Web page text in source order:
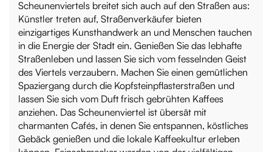
Scheunenviertels breitet sich auch auf den Straßen aus:
Künstler treten auf, Straßenverkäufer bieten
einzigartiges Kunsthandwerk an und Menschen tauchen
in die Energie der Stadt ein. Genießen Sie das lebhafte
Straßenleben und lassen Sie sich vom fesselnden Geist
des Viertels verzaubern. Machen Sie einen gemütlichen
Spaziergang durch die Kopfsteinpflasterstraßen und
lassen Sie sich vom Duft frisch gebrühten Kaffees
anziehen. Das Scheunenviertel ist übersät mit
charmanten Cafés, in denen Sie entspannen, köstliches
Gebäck genießen und die lokale Kaffeekultur erleben